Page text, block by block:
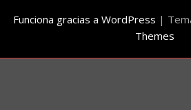
Funciona gracias a WordPress |
Themes